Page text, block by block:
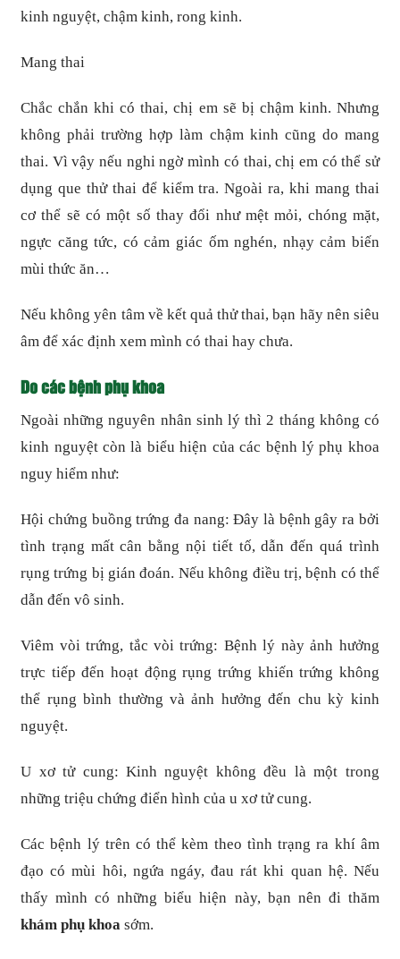
kinh nguyệt, chậm kinh, rong kinh.
Mang thai
Chắc chắn khi có thai, chị em sẽ bị chậm kinh. Nhưng
không phải trường hợp làm chậm kinh cũng do mang
thai. Vì vậy nếu nghi ngờ mình có thai, chị em có thể sử
dụng que thử thai để kiểm tra. Ngoài ra, khi mang thai
cơ thể sẽ có một số thay đổi như mệt mỏi, chóng mặt,
ngực căng tức, có cảm giác ốm nghén, nhạy cảm biến
mùi thức ăn…
Nếu không yên tâm về kết quả thử thai, bạn hãy nên siêu
âm để xác định xem mình có thai hay chưa.
Do các bệnh phụ khoa
Ngoài những nguyên nhân sinh lý thì 2 tháng không có
kinh nguyệt còn là biểu hiện của các bệnh lý phụ khoa
nguy hiểm như:
Hội chứng buồng trứng đa nang: Đây là bệnh gây ra bởi
tình trạng mất cân bằng nội tiết tố, dẫn đến quá trình
rụng trứng bị gián đoán. Nếu không điều trị, bệnh có thể
dẫn đến vô sinh.
Viêm vòi trứng, tắc vòi trứng: Bệnh lý này ảnh hưởng
trực tiếp đến hoạt động rụng trứng khiến trứng không
thể rụng bình thường và ảnh hưởng đến chu kỳ kinh
nguyệt.
U xơ tử cung: Kinh nguyệt không đều là một trong
những triệu chứng điển hình của u xơ tử cung.
Các bệnh lý trên có thể kèm theo tình trạng ra khí âm
đạo có mùi hôi, ngứa ngáy, đau rát khi quan hệ. Nếu
thấy mình có những biểu hiện này, bạn nên đi thăm
khám phụ khoa sớm.